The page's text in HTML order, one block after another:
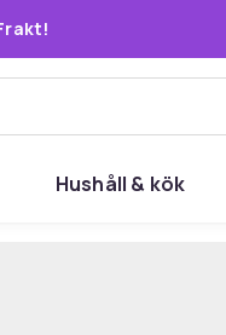
Hushåll & kök